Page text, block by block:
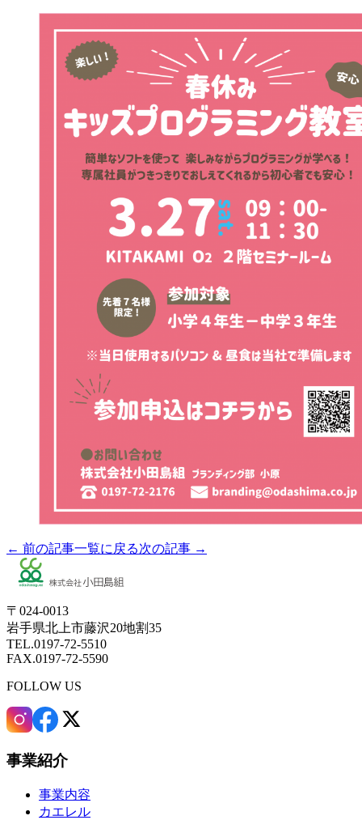
← 前の記事一覧に戻る次の記事 →
〒024-0013
岩手県北上市藤沢20地割35
TEL.0197-72-5510
FAX.0197-72-5590
FOLLOW US
事業紹介
事業内容
カエレル